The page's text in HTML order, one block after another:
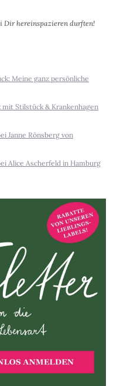
Dir hereinspazieren durften!
Meine ganz persönliche
Stilstück & Krankenhagen
Janne Rönsberg von
Alice Ascherfeld in Hamburg